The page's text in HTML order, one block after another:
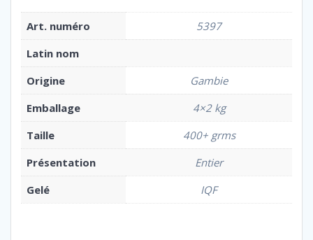
Art. numéro
5397
Latin nom
Origine
Gambie
Emballage
4×2 kg
Taille
400+ grms
Présentation
Entier
Gelé
IQF